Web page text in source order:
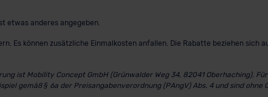
etwas anderes angegeben.
Es können zusätzliche Einmalkosten anfallen. Die Rabatte beziehen sich
ist Mobility Concept GmbH (Grünwalder Weg 34, 82041 Oberhaching).
gemäß § 6a der Preisangabenverordnung (PAngV) Abs. 4 und sind ohne